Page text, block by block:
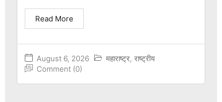
August 6, 2026 महाराष्ट्र, राष्ट्रीय
Comment (0)
Read More